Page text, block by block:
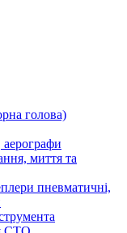
голова)
аерографи
миття та
пневматичні,